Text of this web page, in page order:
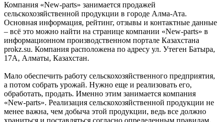
Компания «New-parts» занимается продажей
сельскохозяйственной продукции в городе Алма-Ата.
Основная информация, рейтинг, отзывы и контактные данные
– всё это можно найти на странице компании «New-parts» в
информационном производственном портале Казахстана
prokz.su. Компания расположена по адресу ул. Утеген Батыра,
17А, Алматы, Казахстан.
Мало обеспечить работу сельскохозяйственного предприятия,
а потом собрать урожай. Нужно еще и реализовать его,
обработать, продать. Именно этим занимается компания
«New-parts». Реализация сельскохозяйственной продукции не
менее важна, чем добыча этой продукции, ведь все должно